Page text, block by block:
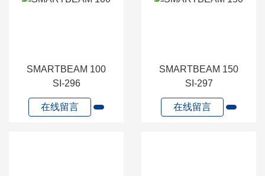
SMARTBEAM 100
SI-296
在线留言
SMARTBEAM 150
SI-297
在线留言